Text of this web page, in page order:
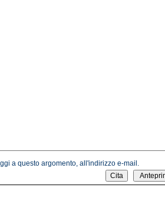
a questo argomento, all'indirizzo e-mail.